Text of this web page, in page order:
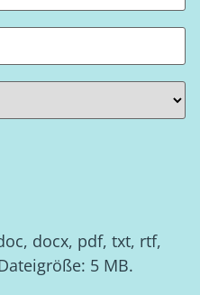
docx, pdf, txt, rtf,
5 MB.